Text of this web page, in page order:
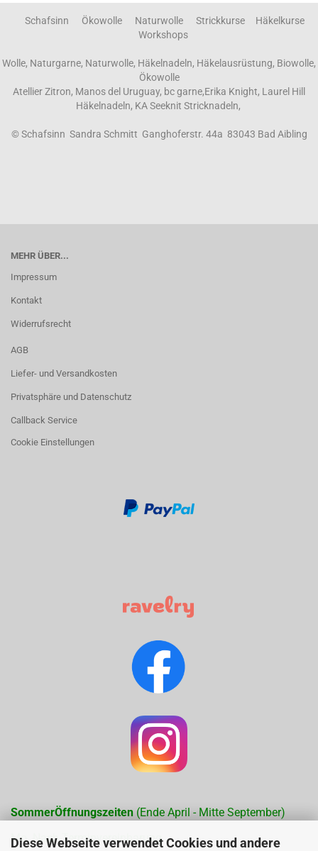
Diese Webseite verwendet Cookies und andere
Schafsinn Ökowolle Naturwolle Strickkurse Häkelkurse
Workshops
Wolle, Naturgarne, Naturwolle, Häkelnadeln, Häkelausrüstung, Biowolle,
Ökowolle
Atellier Zitron, Manos del Uruguay, bc garne,Erika Knight, Laurel Hill
Häkelnadeln, KA Seeknit Stricknadeln,
© Schafsinn Sandra Schmitt Ganghoferstr. 44a 83043 Bad Aibling
MEHR ÜBER...
Impressum
Kontakt
Widerrufsrecht
AGB
Liefer- und Versandkosten
Privatsphäre und Datenschutz
Callback Service
Cookie Einstellungen
SommerÖffnungszeiten (Ende April - Mitte September)
Mo. Nach Terminvereinbarung